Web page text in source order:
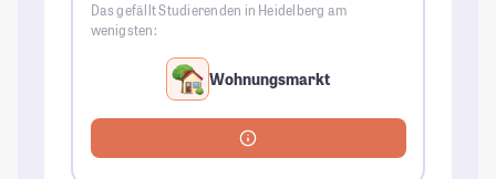
Das gefällt Studierenden in Heidelberg am
wenigsten:
Wohnungsmarkt